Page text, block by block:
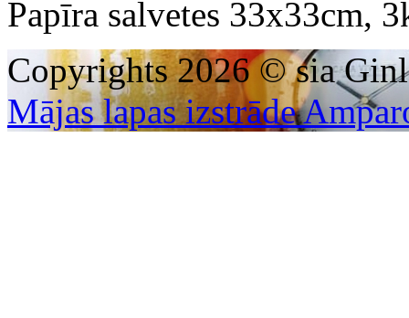
Papīra salvetes 33x33cm,
Copyrights 2026 © sia
Mājas lapas izstrāde